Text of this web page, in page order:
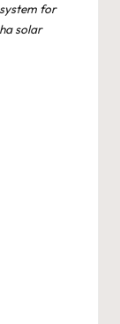
for
solar